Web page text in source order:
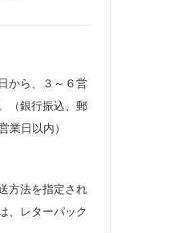
から、３～６営
（銀行振込、郵
業日以内）
方法を指定され
、レターパック